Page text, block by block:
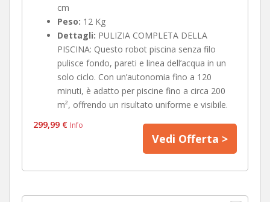
cm
Peso: 12 Kg
Dettagli: PULIZIA COMPLETA DELLA
PISCINA: Questo robot piscina senza filo
pulisce fondo, pareti e linea dell’acqua in un
solo ciclo. Con un’autonomia fino a 120
minuti, è adatto per piscine fino a circa 200
m², offrendo un risultato uniforme e visibile.
299,99 € Info
Vedi Offerta >